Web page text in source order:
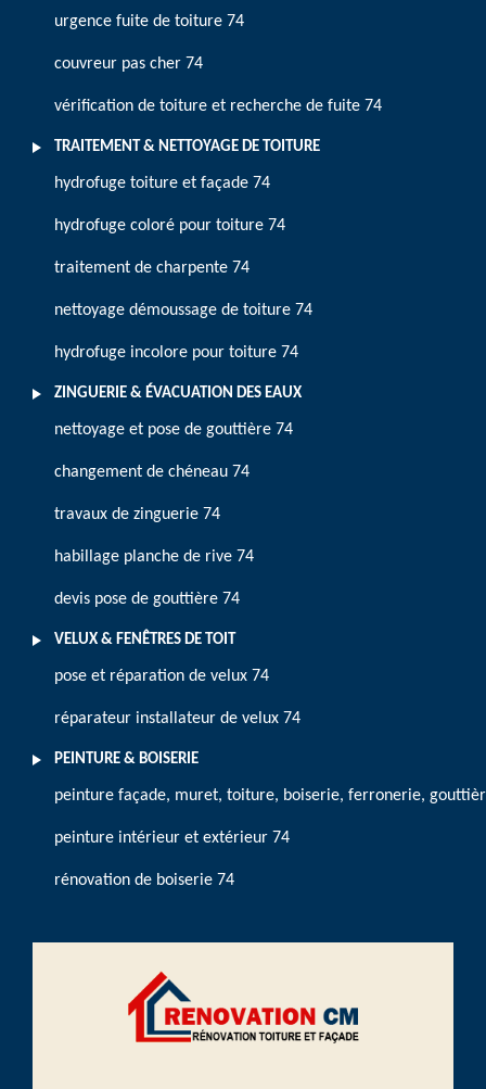
urgence fuite de toiture 74
couvreur pas cher 74
vérification de toiture et recherche de fuite 74
TRAITEMENT & NETTOYAGE DE TOITURE
hydrofuge toiture et façade 74
hydrofuge coloré pour toiture 74
traitement de charpente 74
nettoyage démoussage de toiture 74
hydrofuge incolore pour toiture 74
ZINGUERIE & ÉVACUATION DES EAUX
nettoyage et pose de gouttière 74
changement de chéneau 74
travaux de zinguerie 74
habillage planche de rive 74
devis pose de gouttière 74
VELUX & FENÊTRES DE TOIT
pose et réparation de velux 74
réparateur installateur de velux 74
PEINTURE & BOISERIE
peinture façade, muret, toiture, boiserie, ferronerie,
peinture intérieur et extérieur 74
rénovation de boiserie 74